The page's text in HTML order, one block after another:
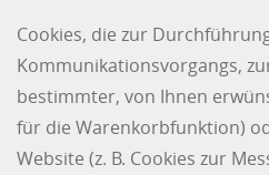
Cookies, die zur
Kommunikationsvorgangs,
bestimmter, von Ihnen
für die Warenkorbfunktion)
Website (z. B. Cookies zur